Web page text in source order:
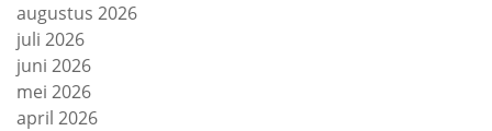
augustus 2026
juli 2026
juni 2026
mei 2026
april 2026